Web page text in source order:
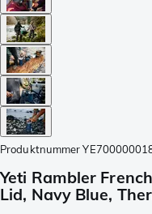
Produktnummer
Yeti Rambler
Lid, Navy Blue,